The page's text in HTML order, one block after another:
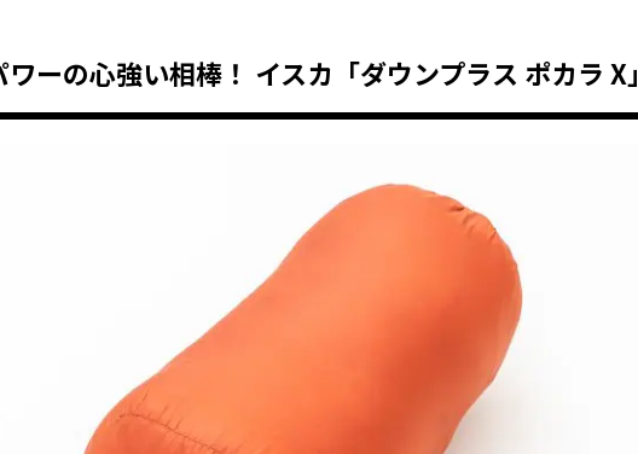
ーの心強い相棒！ イスカ「ダウンプラス ポカラ X」